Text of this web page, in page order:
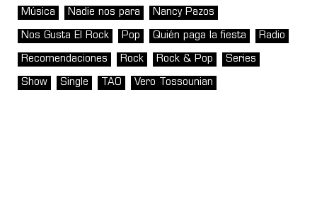
Música Nadie nos para Nancy Pazos
Nos Gusta El Rock Pop Quién paga la fiesta Radio
Recomendaciones Rock Rock & Pop Series
Show Single TAO Vero Tossounian